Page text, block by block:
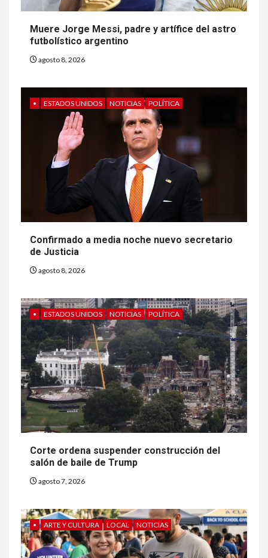
Muere Jorge Messi, padre y artífice del astro
futbolístico argentino
agosto 8, 2026
• ESTADOS UNIDOS NOTICIAS POLÍTICA
Confirmado a media noche nuevo secretario
de Justicia
agosto 8, 2026
• ESTADOS UNIDOS NOTICIAS POLÍTICA
Corte ordena suspender construcción del
salón de baile de Trump
agosto 7, 2026
• ARTE Y CULTURA LOCAL NOTICIAS